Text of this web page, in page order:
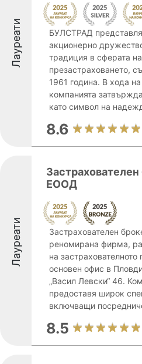
Лауреати
БУЛСТРАД
акционерно
традиция в сферата
презастраховането,
1961 година. В хода
компанията
като символ на
8.6
Лауреати
ЕООД
Застрахователен
реномирана фирма,
на
основен офис в
„Васил Левски“ 46.
предоставя широк
включващи
8.5